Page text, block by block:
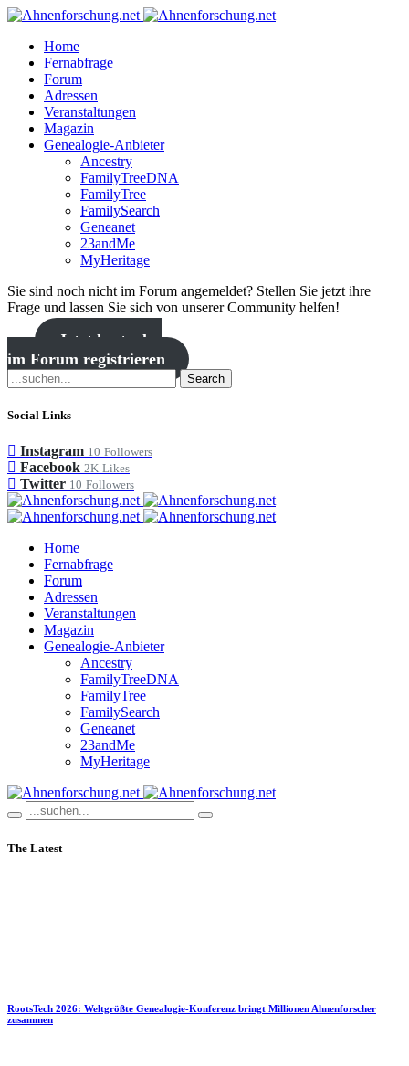
Home
Fernabfrage
Forum
Adressen
Veranstaltungen
Magazin
Genealogie-Anbieter
Ancestry
FamilyTreeDNA
FamilyTree
FamilySearch
Geneanet
23andMe
MyHeritage
Sie sind noch nicht im Forum angemeldet? Stellen Sie jetzt ihre
Frage und lassen Sie sich von unserer Community helfen!
Jetzt kostenlos
im Forum registrieren
Search
Social Links
Instagram 10 Followers
Facebook 2K Likes
Twitter 10 Followers
Home
Fernabfrage
Forum
Adressen
Veranstaltungen
Magazin
Genealogie-Anbieter
Ancestry
FamilyTreeDNA
FamilyTree
FamilySearch
Geneanet
23andMe
MyHeritage
The Latest
RootsTech 2026: Weltgrößte Genealogie-Konferenz bringt Millionen Ahnenforscher
zusammen